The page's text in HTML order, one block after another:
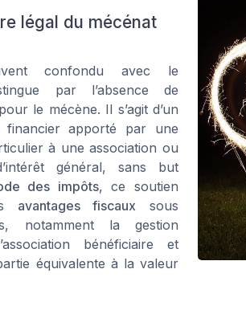
légal du mécénat
confondu avec le
par l’absence de
le mécène. Il s’agit d’un
financier apporté par une
à une association ou
général, sans but
des impôts, ce soutien
avantages fiscaux sous
notamment la gestion
bénéficiaire et
équivalente à la valeur